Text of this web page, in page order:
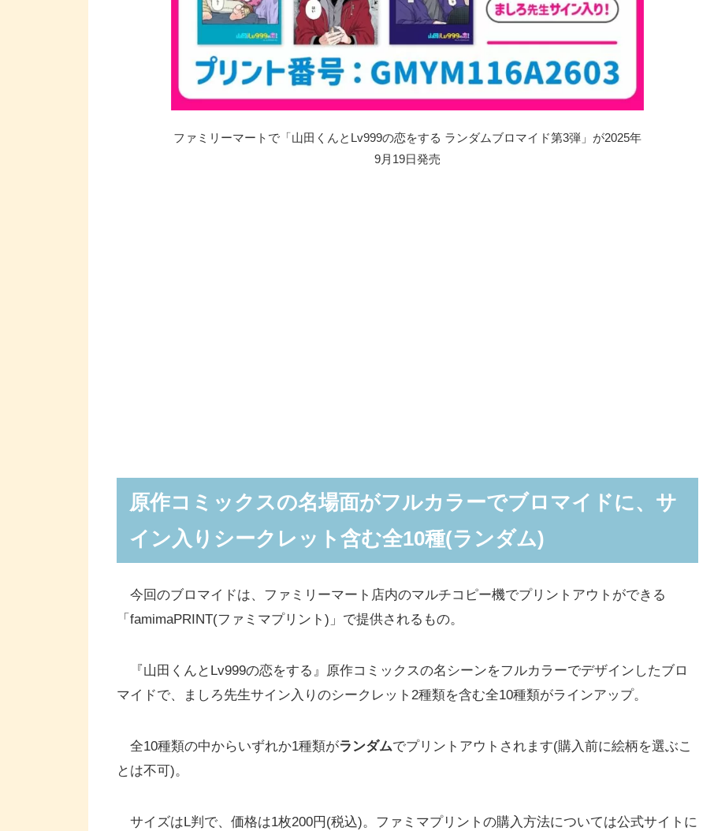
ファミリーマートで「山田くんとLv999の恋をする ランダムブロマイド第3弾」が2025年
9月19日発売
原作コミックスの名場面がフルカラーでブロマイドに、サ
イン入りシークレット含む全10種(ランダム)
今回のブロマイドは、ファミリーマート店内のマルチコピー機でプリントアウトができる
「famimaPRINT(ファミマプリント)」で提供されるもの。
『山田くんとLv999の恋をする』原作コミックスの名シーンをフルカラーでデザインしたブロ
マイドで、ましろ先生サイン入りのシークレット2種類を含む全10種類がラインアップ。
全10種類の中からいずれか1種類がランダムでプリントアウトされます(購入前に絵柄を選ぶこ
とは不可)。
サイズはL判で、価格は1枚200円(税込)。ファミマプリントの購入方法については公式サイトに